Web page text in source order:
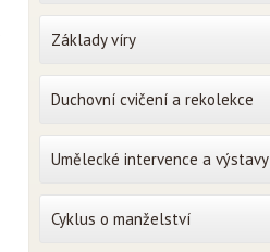
Základy víry
Duchovní cvičení a rekolekce
Umělecké intervence a výstavy
Cyklus o manželství